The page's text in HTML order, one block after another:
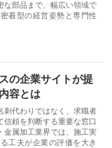
な部品まで、幅広い領域で
着型の経営姿勢と専門性
の企業サイトが提
容とは
刺代わりではなく、求職者
信頼を判断する重要な窓口
金属加工業界では、施工実
工夫が企業の評価を大き